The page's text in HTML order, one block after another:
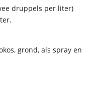
druppels per liter)
grond, als spray en